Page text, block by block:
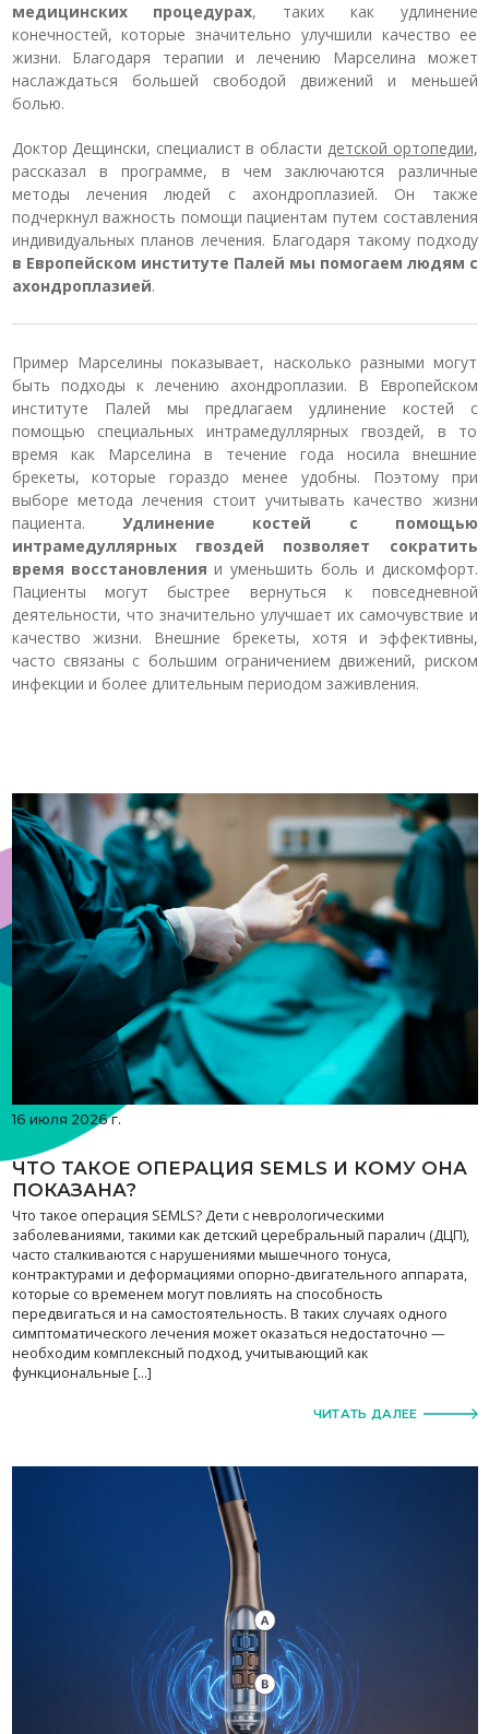
медицинских процедурах, таких как удлинение
конечностей, которые значительно улучшили качество ее
жизни. Благодаря терапии и лечению Марселина может
наслаждаться большей свободой движений и меньшей
болью.
Доктор Дещински, специалист в области детской ортопедии,
рассказал в программе, в чем заключаются различные
методы лечения людей с ахондроплазией. Он также
подчеркнул важность помощи пациентам путем составления
индивидуальных планов лечения. Благодаря такому подходу
в Европейском институте Палей мы помогаем людям с
ахондроплазией.
Пример Марселины показывает, насколько разными могут
быть подходы к лечению ахондроплазии. В Европейском
институте Палей мы предлагаем удлинение костей с
помощью специальных интрамедуллярных гвоздей, в то
время как Марселина в течение года носила внешние
брекеты, которые гораздо менее удобны. Поэтому при
выборе метода лечения стоит учитывать качество жизни
пациента. Удлинение костей с помощью
интрамедуллярных гвоздей позволяет сократить
время восстановления и уменьшить боль и дискомфорт.
Пациенты могут быстрее вернуться к повседневной
деятельности, что значительно улучшает их самочувствие и
качество жизни. Внешние брекеты, хотя и эффективны,
часто связаны с большим ограничением движений, риском
инфекции и более длительным периодом заживления.
16 июля 2026 г.
ЧТО ТАКОЕ ОПЕРАЦИЯ SEMLS И КОМУ ОНА
ПОКАЗАНА?
Что такое операция SEMLS? Дети с неврологическими
заболеваниями, такими как детский церебральный паралич (ДЦП),
часто сталкиваются с нарушениями мышечного тонуса,
контрактурами и деформациями опорно-двигательного аппарата,
которые со временем могут повлиять на способность
передвигаться и на самостоятельность. В таких случаях одного
симптоматического лечения может оказаться недостаточно —
необходим комплексный подход, учитывающий как
функциональные […]
ЧИТАТЬ ДАЛЕЕ